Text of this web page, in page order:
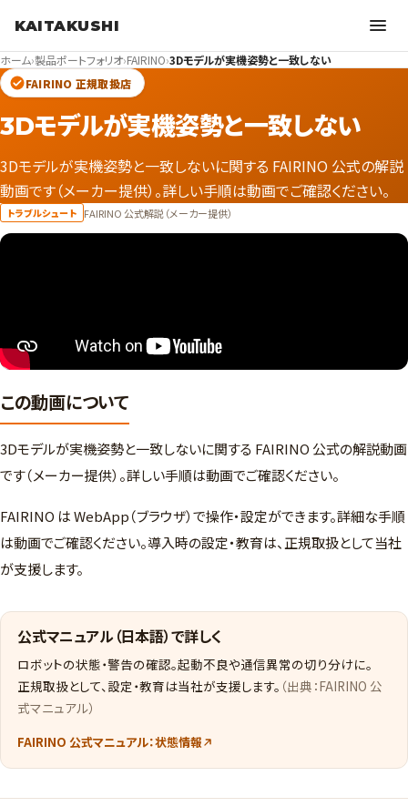
KAITAKUSHI
ホーム›製品ポートフォリオ›FAIRINO›3Dモデルが実機姿勢と一致しない
FAIRINO 正規取扱店
3Dモデルが実機姿勢と一致しない
3Dモデルが実機姿勢と一致しないに関する FAIRINO 公式の解説
動画です（メーカー提供）。詳しい手順は動画でご確認ください。
トラブルシュート FAIRINO 公式解説（メーカー提供）
この動画について
3Dモデルが実機姿勢と一致しないに関する FAIRINO 公式の解説動画
です（メーカー提供）。詳しい手順は動画でご確認ください。
FAIRINO は WebApp（ブラウザ）で操作・設定ができます。詳細な手順
は動画でご確認ください。導入時の設定・教育は、正規取扱として当社
が支援します。
公式マニュアル（日本語）で詳しく
ロボットの状態・警告の確認。起動不良や通信異常の切り分けに。
正規取扱として、設定・教育は当社が支援します。 （出典：FAIRINO 公
式マニュアル）
FAIRINO 公式マニュアル：状態情報